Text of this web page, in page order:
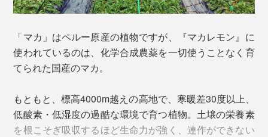
「マカ」はペルー原産の植物ですが、『マカレモン』に
使われているのは、化学合成農薬を一切使うことなく育
てられた国産のマカ。
もともと、標高4000m越えの高地で、寒暖差30度以上、
低酸素・低湿度の過酷な環境で育つ植物。土壌の栄養素
を根こそぎ吸収するほど生命力が強く、連作ができない